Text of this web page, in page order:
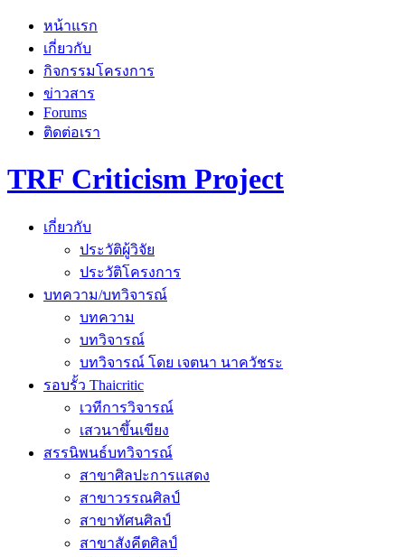
Skip
content
หน้าแรก
เกี่ยวกับ
กิจกรรมโครงการ
ข่าวสาร
Forums
ติดต่อเรา
TRF Criticism Project
เกี่ยวกับ
ประวัติผู้วิจัย
ประวัติโครงการ
บทความ/บทวิจารณ์
บทความ
บทวิจารณ์
บทวิจารณ์ โดย เจตนา นาควัชระ
รอบรั้ว Thaicritic
เวทีการวิจารณ์
เสวนาขึ้นเขียง
สรรนิพนธ์บทวิจารณ์
สาขาศิลปะการแสดง
สาขาวรรณศิลป์
สาขาทัศนศิลป์
สาขาสังคีตศิลป์